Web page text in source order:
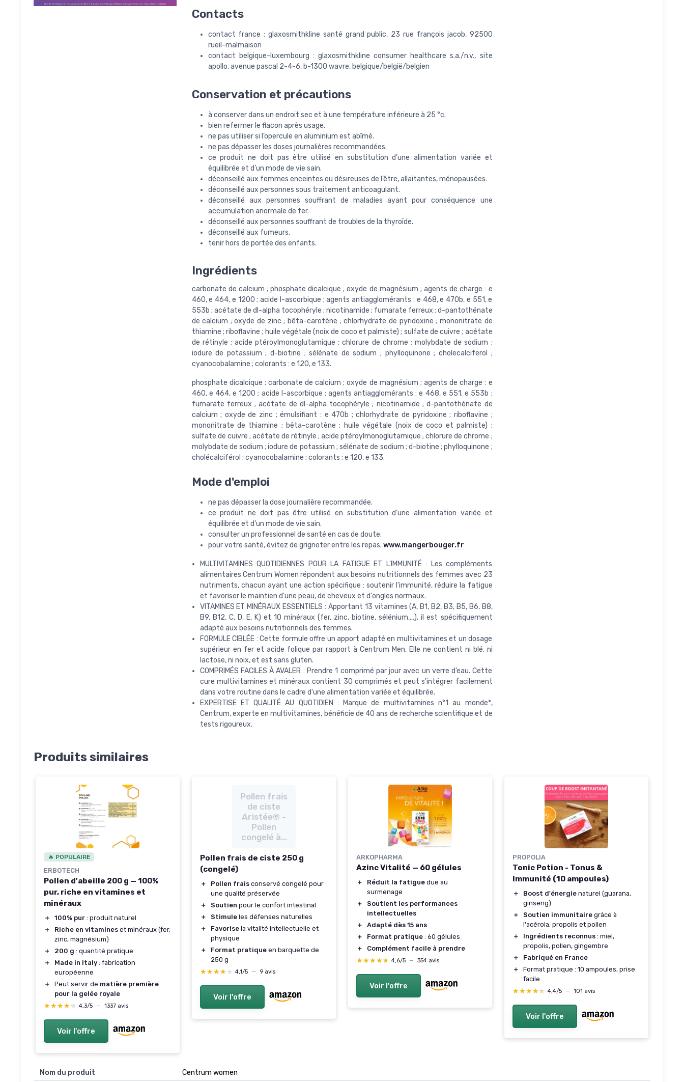
Contacts
contact france : glaxosmithkline santé grand public, 23 rue françois jacob, 92500
rueil-malmaison
contact belgique-luxembourg : glaxosmithkline consumer healthcare s.a./n.v., site
apollo, avenue pascal 2-4-6, b-1300 wavre, belgique/belgië/belgien
Conservation et précautions
à conserver dans un endroit sec et à une température inférieure à 25 °c.
bien refermer le flacon après usage.
ne pas utiliser si l’opercule en aluminium est abîmé.
ne pas dépasser les doses journalières recommandées.
ce produit ne doit pas être utilisé en substitution d’une alimentation variée et
équilibrée et d’un mode de vie sain.
déconseillé aux femmes enceintes ou désireuses de l’être, allaitantes, ménopausées.
déconseillé aux personnes sous traitement anticoagulant.
déconseillé aux personnes souffrant de maladies ayant pour conséquence une
accumulation anormale de fer.
déconseillé aux personnes souffrant de troubles de la thyroïde.
déconseillé aux fumeurs.
tenir hors de portée des enfants.
Ingrédients
carbonate de calcium ; phosphate dicalcique ; oxyde de magnésium ; agents de charge : e
460, e 464, e 1200 ; acide l-ascorbique ; agents antiagglomérants : e 468, e 470b, e 551, e
553b ; acétate de dl-alpha tocophéryle ; nicotinamide ; fumarate ferreux ; d-pantothénate
de calcium ; oxyde de zinc ; bêta-carotène ; chlorhydrate de pyridoxine ; mononitrate de
thiamine ; riboflavine ; huile végétale (noix de coco et palmiste) ; sulfate de cuivre ; acétate
de rétinyle ; acide ptéroylmonoglutamique ; chlorure de chrome ; molybdate de sodium ;
iodure de potassium ; d-biotine ; sélénate de sodium ; phylloquinone ; cholecalciferol ;
cyanocobalamine ; colorants : e 120, e 133.
phosphate dicalcique ; carbonate de calcium ; oxyde de magnésium ; agents de charge : e
460, e 464, e 1200 ; acide l-ascorbique ; agents antiagglomérants : e 468, e 551, e 553b ;
fumarate ferreux ; acétate de dl-alpha tocophéryle ; nicotinamide ; d-pantothénate de
calcium ; oxyde de zinc ; émulsifiant : e 470b ; chlorhydrate de pyridoxine ; riboflavine ;
mononitrate de thiamine ; bêta-carotène ; huile végétale (noix de coco et palmiste) ;
sulfate de cuivre ; acétate de rétinyle ; acide ptéroylmonoglutamique ; chlorure de chrome ;
molybdate de sodium ; iodure de potassium ; sélénate de sodium ; d-biotine ; phylloquinone ;
cholécalciférol ; cyanocobalamine ; colorants : e 120, e 133.
Mode d'emploi
ne pas dépasser la dose journalière recommandée.
ce produit ne doit pas être utilisé en substitution d’une alimentation variée et
équilibrée et d’un mode de vie sain.
consulter un professionnel de santé en cas de doute.
pour votre santé, évitez de grignoter entre les repas. www.mangerbouger.fr
MULTIVITAMINES QUOTIDIENNES POUR LA FATIGUE ET L'IMMUNITÉ : Les compléments
alimentaires Centrum Women répondent aux besoins nutritionnels des femmes avec 23
nutriments, chacun ayant une action spécifique : soutenir l'immunité, réduire la fatigue
et favoriser le maintien d'une peau, de cheveux et d'ongles normaux.
VITAMINES ET MINÉRAUX ESSENTIELS : Apportant 13 vitamines (A, B1, B2, B3, B5, B6, B8,
B9, B12, C, D, E, K) et 10 minéraux (fer, zinc, biotine, sélénium,...), il est spécifiquement
adapté aux besoins nutritionnels des femmes.
FORMULE CIBLÉE : Cette formule offre un apport adapté en multivitamines et un dosage
supérieur en fer et acide folique par rapport à Centrum Men. Elle ne contient ni blé, ni
lactose, ni noix, et est sans gluten.
COMPRIMÉS FACILES À AVALER : Prendre 1 comprimé par jour avec un verre d’eau. Cette
cure multivitamines et minéraux contient 30 comprimés et peut s'intégrer facilement
dans votre routine dans le cadre d'une alimentation variée et équilibrée.
EXPERTISE ET QUALITÉ AU QUOTIDIEN : Marque de multivitamines n°1 au monde*,
Centrum, experte en multivitamines, bénéficie de 40 ans de recherche scientifique et de
tests rigoureux.
Produits similaires
🔥 POPULAIRE
ERBOTECH
Pollen d'abeille 200 g — 100%
pur, riche en vitamines et
minéraux
＋ 100% pur : produit naturel
＋
Riche en vitamines et minéraux (fer,
zinc, magnésium)
＋
200 g : quantité pratique
＋
Made in Italy : fabrication
européenne
＋
Peut servir de matière première
pour la gelée royale
★★★★★
★★★★★ 4,3/5 — 1337 avis
Voir l'offre
Pollen frais
de ciste
Aristée® -
Pollen
congelé à...
Pollen frais de ciste 250 g
(congelé)
＋ Pollen frais conservé congelé pour
une qualité préservée
＋
Soutien pour le confort intestinal
＋
Stimule les défenses naturelles
＋
Favorise la vitalité intellectuelle et
physique
＋
Format pratique en barquette de
250 g
★★★★★
★★★★★ 4,1/5 — 9 avis
Voir l'offre
ARKOPHARMA
Azinc Vitalité — 60 gélules
＋ Réduit la fatigue due au
surmenage
＋
Soutient les performances
intellectuelles
＋
Adapté dès 15 ans
＋
Format pratique : 60 gélules
＋
Complément facile à prendre
★★★★★
★★★★★ 4,6/5 — 354 avis
Voir l'offre
PROPOLIA
Tonic Potion - Tonus &
Immunité (10 ampoules)
＋ Boost d'énergie naturel (guarana,
ginseng)
＋
Soutien immunitaire grâce à
l'acérola, propolis et pollen
＋
Ingrédients reconnus : miel,
propolis, pollen, gingembre
＋
Fabriqué en France
＋
Format pratique : 10 ampoules, prise
facile
★★★★★
★★★★★ 4,4/5 — 101 avis
Voir l'offre
Nom du produit ‎Centrum women